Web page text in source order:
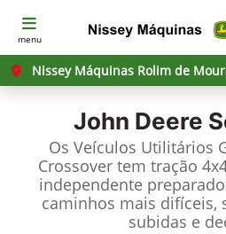
menu
Nissey Máquinas Rolim de
John Deere
Os Veículos Utilitários
Crossover tem tração
independente
caminhos mais difíceis,
subidas e